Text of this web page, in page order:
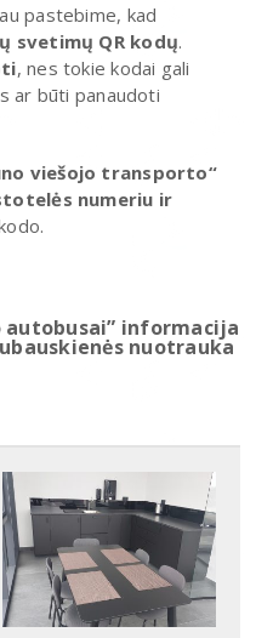
pastebime, kad
svetimų QR kodų.
, nes tokie kodai gali
ar būti panaudoti
viešojo transporto“
numeriu ir
autobusai” informacija
nuotrauka